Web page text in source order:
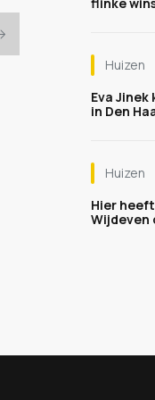
Huizen
Eva
in Den
Huizen
Hier
Wijdeven